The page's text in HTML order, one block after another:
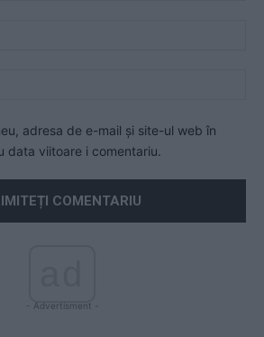
adresa de e-mail și site-ul web în
data viitoare i comentariu.
- Advertisment -